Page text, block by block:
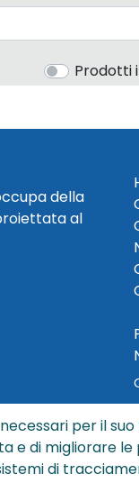
Prodotti
della
al
© Copyright
S.r.l. - R.I. BO
per il
e di migliorare
di